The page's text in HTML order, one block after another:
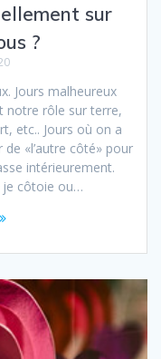
sur
?
Jours malheureux
notre rôle sur terre,
etc.. Jours où on a
«l’autre côté» pour
intérieurement.
je côtoie ou…